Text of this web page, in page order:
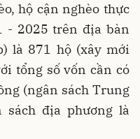
hộ cận nghèo thực
- 2025 trên địa bàn
là 871 hộ (xây mới
tổng số vốn cần có
(ngân sách Trung
sách địa phương là